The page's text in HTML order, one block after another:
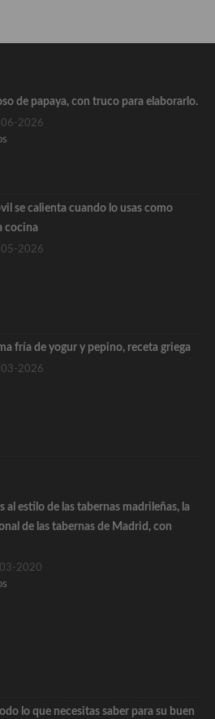
de papaya, con truco para elaborarlo.
06-2026
se calienta cuando lo usas como
cocina
05-2026
fría de yogur y pepino, receta griega
03-2026
al estilo de las tabernas madrileñas, la
de las tabernas de Madrid, con
2020
lo que necesitas saber para su buen